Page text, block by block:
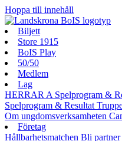
Hoppa till innehåll
Biljett
Store 1915
BoIS Play
50/50
Medlem
Lag
HERRAR A Spelprogram &
Spelprogram & Resultat
Om ungdomsverksamheten
Företag
Hållbarhetsmatchen Bli partner